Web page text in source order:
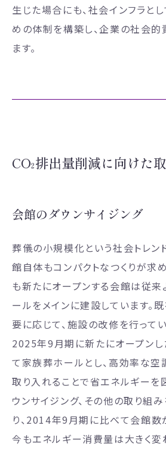
生じた場合にも、社会インフラと
めの体制を構築し、企業の社会的
ます。
CO2排出量削減に向けた
会館のダウンサイジング
葬儀の小規模化という社会トレン
館自体もコンパクトなつくりが求
も新たにオープンする会館は従
ールをメインに建設しています。
要に応じて、施設の改修を行ってい
2025年9月期に新たにオープン
て家族葬ホールとし、高効率な
取り入れることで省エネルギーを
ウンサイジング、その他の取り組
り、2014年9月期に比べて会館
今もエネルギー消費量は大きく